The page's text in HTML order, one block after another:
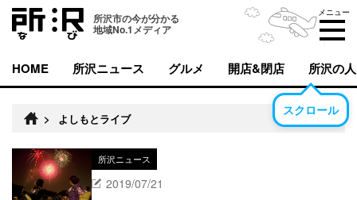
所沢市の今が分かる
地域No.1メディア
メニュー
HOME 所沢ニュース グルメ 開店&閉店 所沢の人
スクロール
> よしもとライブ
所沢ニュース
2019/07/21